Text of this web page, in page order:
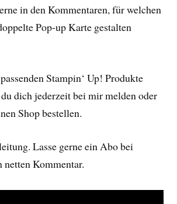
in den Kommentaren, für welchen
Pop-up Karte gestalten
Stampin‘ Up! Produkte
dich jederzeit bei mir melden oder
Shop bestellen.
Lasse gerne ein Abo bei
netten Kommentar.